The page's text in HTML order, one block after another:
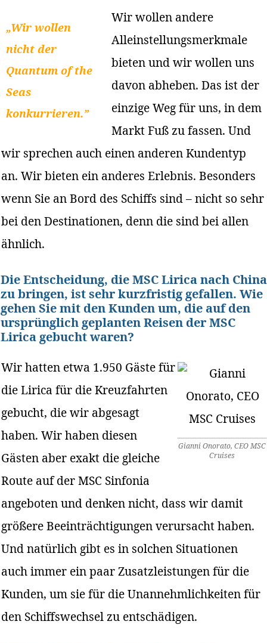
„Wir wollen
nicht der
Quantum of the
Seas
konkurrieren.”
Wir wollen andere
Alleinstellungsmerkmale
bieten und wir wollen uns
davon abheben. Das ist der
einzige Weg für uns, in dem
Markt Fuß zu fassen. Und
wir sprechen auch einen anderen Kundentyp
an. Wir bieten ein anderes Erlebnis. Besonders
wenn Sie an Bord des Schiffs sind – nicht so sehr
bei den Destinationen, denn die sind bei allen
ähnlich.
Die Entscheidung, die MSC Lirica nach China
zu bringen, ist sehr kurzfristig gefallen. Wie
gehen Sie mit den Kunden um, die auf den
ursprünglich geplanten Reisen der MSC
Lirica gebucht waren?
Gianni Onorato, CEO MSC
Cruises
Wir hatten etwa 1.950 Gäste für
die Lirica für die Kreuzfahrten
gebucht, die wir abgesagt
haben. Wir haben diesen
Gästen aber exakt die gleiche
Route auf der MSC Sinfonia
angeboten und denken nicht, dass wir damit
größere Beeinträchtigungen verursacht haben.
Und natürlich gibt es in solchen Situationen
auch immer ein paar Zusatzleistungen für die
Kunden, um sie für die Unannehmlichkeiten für
den Schiffswechsel zu entschädigen.